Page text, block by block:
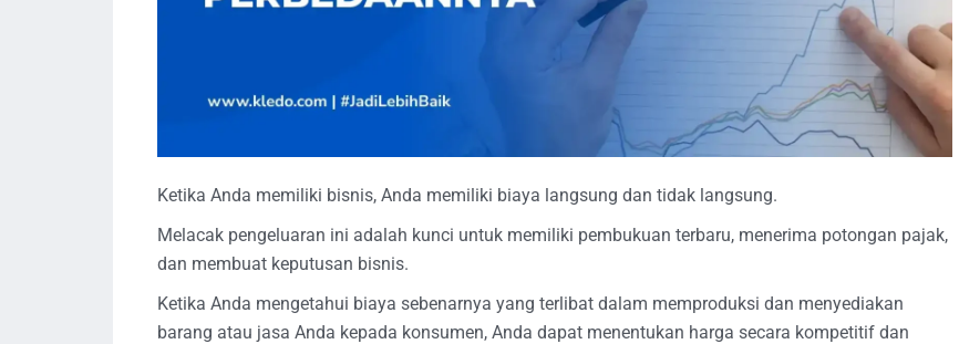
Ketika Anda memiliki bisnis, Anda memiliki biaya langsung dan tidak langsung.
Melacak pengeluaran ini adalah kunci untuk memiliki pembukuan terbaru, menerima potongan pajak,
dan membuat keputusan bisnis.
Ketika Anda mengetahui biaya sebenarnya yang terlibat dalam memproduksi dan menyediakan
barang atau jasa Anda kepada konsumen, Anda dapat menentukan harga secara kompetitif dan